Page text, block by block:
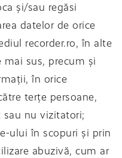
și/sau regăsi
datelor de orice
recorder.ro, în alte
mai sus, precum și
în orice
terțe persoane,
sau nu vizitatori;
ului în scopuri și prin
abuzivă, cum ar